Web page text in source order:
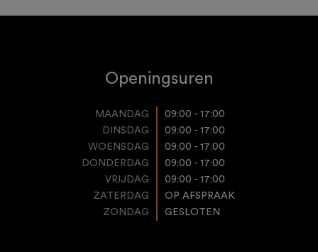
Openingsuren
MAANDAG
09:00 - 17:00
DINSDAG
09:00 - 17:00
WOENSDAG
09:00 - 17:00
DONDERDAG
09:00 - 17:00
VRIJDAG
09:00 - 17:00
ZATERDAG
OP AFSPRAAK
ZONDAG
GESLOTEN